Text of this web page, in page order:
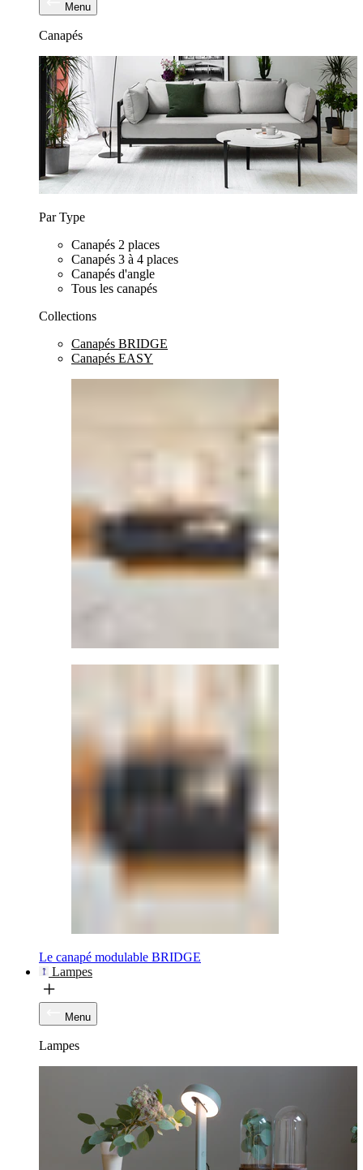
Menu
Canapés
Par Type
Canapés 2 places
Canapés 3 à 4 places
Canapés d'angle
Tous les canapés
Collections
Canapés BRIDGE
Canapés EASY
Le canapé modulable BRIDGE
Lampes
Menu
Lampes